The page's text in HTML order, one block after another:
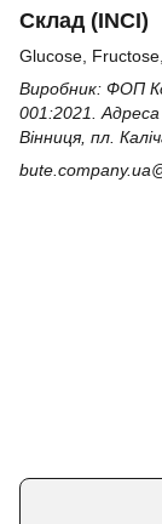
Склад (INCI)
Glucose,
Виробник: ФОП
001:2021.
Вінниця, пл.